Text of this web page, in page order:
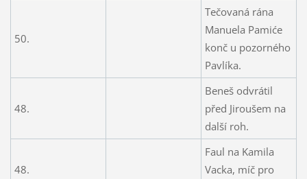
50.
Tečovaná rána
Manuela Pamiće
konč u pozorného
Pavlíka.
48.
Beneš odvrátil
před Jiroušem na
další roh.
48.
Faul na Kamila
Vacka, míč pro